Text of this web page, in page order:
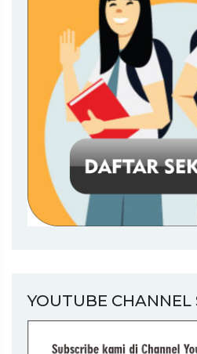
YOUTUBE CHANNEL